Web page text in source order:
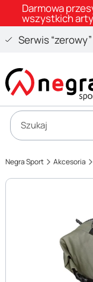
Darmowa
wszystkich
Serwis
Otwórz wyszukiwarkę
Negra Sport Akcesoria